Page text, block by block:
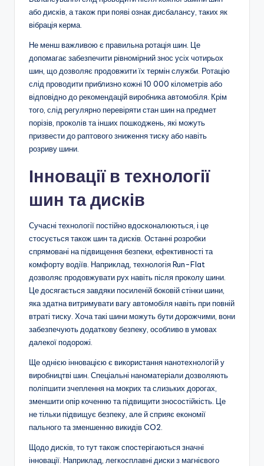
або дисків, а також при появі ознак дисбалансу, таких як
вібрація керма.
Не менш важливою є правильна ротація шин. Це
допомагає забезпечити рівномірний знос усіх чотирьох
шин, що дозволяє продовжити їх термін служби. Ротацію
слід проводити приблизно кожні 10 000 кілометрів або
відповідно до рекомендацій виробника автомобіля. Крім
того, слід регулярно перевіряти стан шин на предмет
порізів, проколів та інших пошкоджень, які можуть
призвести до раптового зниження тиску або навіть
розриву шини.
Інновації в технології
шин та дисків
Сучасні технології постійно вдосконалюються, і це
стосується також шин та дисків. Останні розробки
спрямовані на підвищення безпеки, ефективності та
комфорту водіїв. Наприклад, технологія Run-Flat
дозволяє продовжувати рух навіть після проколу шини.
Це досягається завдяки посиленій боковій стінки шини,
яка здатна витримувати вагу автомобіля навіть при повній
втраті тиску. Хоча такі шини можуть бути дорожчими, вони
забезпечують додаткову безпеку, особливо в умовах
далекої подорожі.
Ще однією інновацією є використання нанотехнологій у
виробництві шин. Спеціальні наноматеріали дозволяють
поліпшити зчеплення на мокрих та слизьких дорогах,
зменшити опір коченню та підвищити зносостійкість. Це
не тільки підвищує безпеку, але й сприяє економії
пального та зменшенню викидів CO2.
Щодо дисків, то тут також спостерігаються значні
інновації. Наприклад, легкосплавні диски з магнієвого